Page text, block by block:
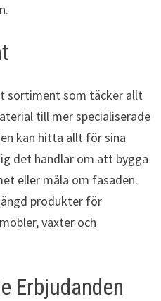
sortiment som täcker allt
till mer specialiserade
kan hitta allt för sina
det handlar om att bygga
eller måla om fasaden.
produkter för
växter och
Erbjudanden